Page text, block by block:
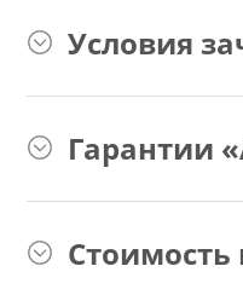
Условия
Гарантии
Стоимость